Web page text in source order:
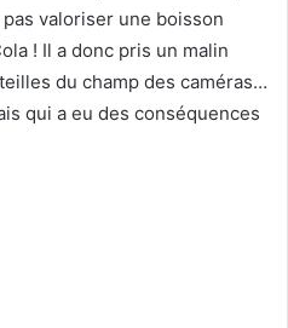
pas valoriser une boisson
! Il a donc pris un malin
du champ des caméras…
qui a eu des conséquences